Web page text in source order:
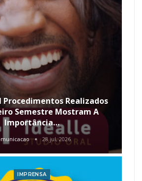
Procedimentos Realizados
Semestre Mostram A
Importância…
28 jul, 2026
IMPRENSA